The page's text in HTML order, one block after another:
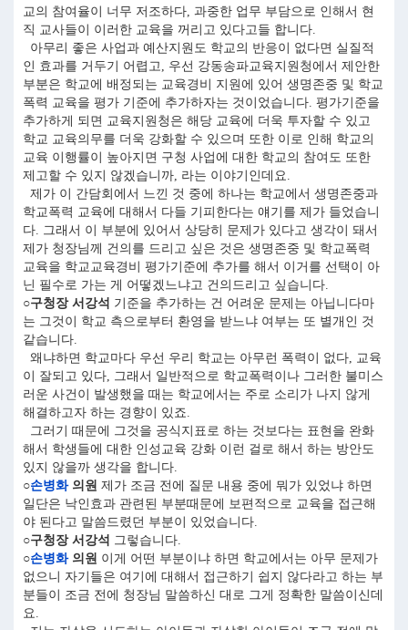
교의 참여율이 너무 저조하다, 과중한 업무 부담으로 인해서 현
직 교사들이 이러한 교육을 꺼리고 있다고들 합니다.
아무리 좋은 사업과 예산지원도 학교의 반응이 없다면 실질적
인 효과를 거두기 어렵고, 우선 강동송파교육지원청에서 제안한
부분은 학교에 배정되는 교육경비 지원에 있어 생명존중 및 학교
폭력 교육을 평가 기준에 추가하자는 것이었습니다. 평가기준을
추가하게 되면 교육지원청은 해당 교육에 더욱 투자할 수 있고
학교 교육의무를 더욱 강화할 수 있으며 또한 이로 인해 학교의
교육 이행률이 높아지면 구청 사업에 대한 학교의 참여도 또한
제고할 수 있지 않겠습니까, 라는 이야기인데요.
제가 이 간담회에서 느낀 것 중에 하나는 학교에서 생명존중과
학교폭력 교육에 대해서 다들 기피한다는 얘기를 제가 들었습니
다. 그래서 이 부분에 있어서 상당히 문제가 있다고 생각이 돼서
제가 청장님께 건의를 드리고 싶은 것은 생명존중 및 학교폭력
교육을 학교교육경비 평가기준에 추가를 해서 이거를 선택이 아
닌 필수로 가는 게 어떻겠느냐고 건의드리고 싶습니다.
○구청장 서강석 기준을 추가하는 건 어려운 문제는 아닙니다마
는 그것이 학교 측으로부터 환영을 받느냐 여부는 또 별개인 것
같습니다.
왜냐하면 학교마다 우선 우리 학교는 아무런 폭력이 없다, 교육
이 잘되고 있다, 그래서 일반적으로 학교폭력이나 그러한 불미스
러운 사건이 발생했을 때는 학교에서는 주로 소리가 나지 않게
해결하고자 하는 경향이 있죠.
그러기 때문에 그것을 공식지표로 하는 것보다는 표현을 완화
해서 학생들에 대한 인성교육 강화 이런 걸로 해서 하는 방안도
있지 않을까 생각을 합니다.
○손병화의원 제가 조금 전에 질문 내용 중에 뭐가 있었냐 하면
일단은 낙인효과 관련된 부분때문에 보편적으로 교육을 접근해
야 된다고 말씀드렸던 부분이 있었습니다.
○구청장 서강석 그렇습니다.
○손병화의원 이게 어떤 부분이냐 하면 학교에서는 아무 문제가
없으니 자기들은 여기에 대해서 접근하기 쉽지 않다라고 하는 부
분들이 조금 전에 청장님 말씀하신 대로 그게 정확한 말씀이신데
요.